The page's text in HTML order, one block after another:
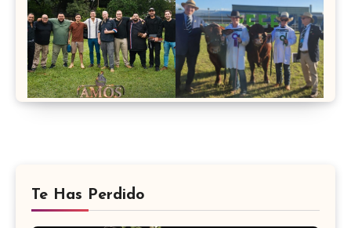
Te Has Perdido